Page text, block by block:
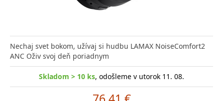
Nechaj svet bokom, užívaj si hudbu LAMAX NoiseComfort2
ANC Oživ svoj deň poriadnym
Skladom > 10 ks, odošleme v utorok 11. 08.